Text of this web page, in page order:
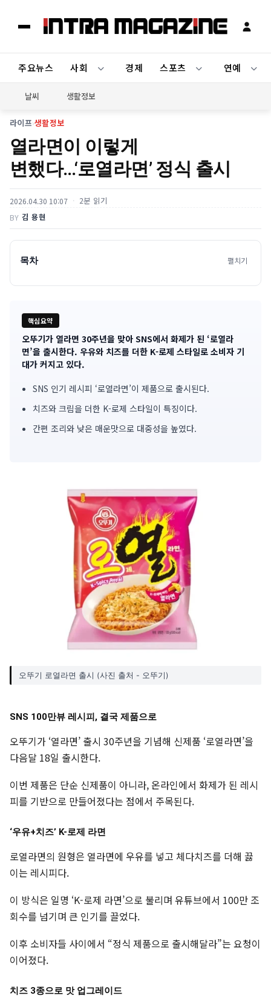
주요뉴스 사회 경제 스포츠 연예
날씨 생활정보
라이프›생활정보
열라면이 이렇게
변했다…‘로열라면’ 정식 출시
2026.04.30 10:07 2분 읽기
BY 김 용현
목차 펼치기
핵심요약
기
사
핵
심
오뚜기가 열라면 30주년을 맞아 SNS에서 화제가 된 ‘로열라
면’을 출시한다. 우유와 치즈를 더한 K-로제 스타일로 소비자 기
대가 커지고 있다.
SNS 인기 레시피 ‘로열라면’이 제품으로 출시된다.
치즈와 크림을 더한 K-로제 스타일이 특징이다.
간편 조리와 낮은 매운맛으로 대중성을 높였다.
오뚜기 로열라면 출시 (사진 출처 - 오뚜기)
SNS 100만뷰 레시피, 결국 제품으로
오뚜기가 ‘열라면’ 출시 30주년을 기념해 신제품 ‘로열라면’을
다음달 18일 출시한다.
이번 제품은 단순 신제품이 아니라, 온라인에서 화제가 된 레시
피를 기반으로 만들어졌다는 점에서 주목된다.
‘우유+치즈’ K-로제 라면
로열라면의 원형은 열라면에 우유를 넣고 체다치즈를 더해 끓
이는 레시피다.
이 방식은 일명 ‘K-로제 라면’으로 불리며 유튜브에서 100만 조
회수를 넘기며 큰 인기를 끌었다.
이후 소비자들 사이에서 “정식 제품으로 출시해달라”는 요청이
이어졌다.
치즈 3종으로 맛 업그레이드